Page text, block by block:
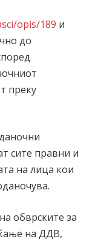
opis/189 и
до
преку
сите правни и
на лица кои
обврските за
на ДДВ,